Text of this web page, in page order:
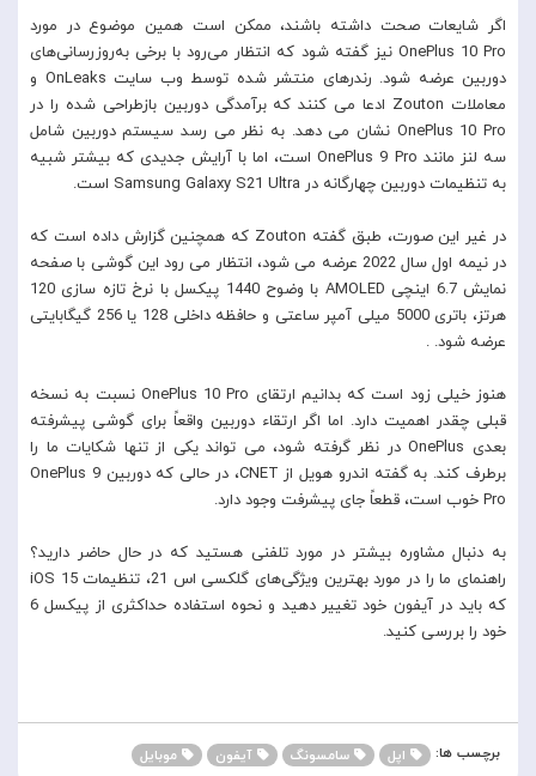
اگر شایعات صحت داشته باشند، ممکن است همین موضوع در مورد
OnePlus 10 Pro نیز گفته شود که انتظار می‌رود با برخی به‌روزرسانی‌های
دوربین عرضه شود. رندرهای منتشر شده توسط وب سایت OnLeaks و
معاملات Zouton ادعا می کنند که برآمدگی دوربین بازطراحی شده را در
OnePlus 10 Pro نشان می دهد. به نظر می رسد سیستم دوربین شامل
سه لنز مانند OnePlus 9 Pro است، اما با آرایش جدیدی که بیشتر شبیه
به تنظیمات دوربین چهارگانه در Samsung Galaxy S21 Ultra است.
در غیر این صورت، طبق گفته Zouton که همچنین گزارش داده است که
در نیمه اول سال 2022 عرضه می شود، انتظار می رود این گوشی با صفحه
نمایش 6.7 اینچی AMOLED با وضوح 1440 پیکسل با نرخ تازه سازی 120
هرتز، باتری 5000 میلی آمپر ساعتی و حافظه داخلی 128 یا 256 گیگابایتی
عرضه شود. .
هنوز خیلی زود است که بدانیم ارتقای OnePlus 10 Pro نسبت به نسخه
قبلی چقدر اهمیت دارد. اما اگر ارتقاء دوربین واقعاً برای گوشی پیشرفته
بعدی OnePlus در نظر گرفته شود، می تواند یکی از تنها شکایات ما را
برطرف کند. به گفته اندرو هویل از CNET، در حالی که دوربین OnePlus 9
Pro خوب است، قطعاً جای پیشرفت وجود دارد.
به دنبال مشاوره بیشتر در مورد تلفنی هستید که در حال حاضر دارید؟
راهنمای ما را در مورد بهترین ویژگی‌های گلکسی اس 21، تنظیمات iOS 15
که باید در آیفون خود تغییر دهید و نحوه استفاده حداکثری از پیکسل 6
خود را بررسی کنید.
برچسب ها: اپل سامسونگ آیفون موبایل